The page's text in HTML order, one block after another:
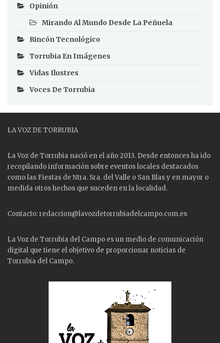
Opinión
Mirando Al Mundo Desde La Peñuela
Rincón Tecnológico
Torrubia En Imágenes
Vidas Ilustres
Voces De Torrubia
LA VOZ DE TORRUBIA
La Voz de Torrubia nació en el año 2013. Desde entonces ha ido
recopilando información sobre eventos locales destacados
como las Fiestas de Ntra. Sra. del Valle o San Blas y en mayor o
medida otros hechos que suceden en la localidad.
Contacto: redaccion@lavozdetorrubiadelcampo.com.es
La Voz de Torrubia del Campo es un medio de comunicación
digital que tiene el objetivo de proporcionar noticias de
Torrubia del Campo.